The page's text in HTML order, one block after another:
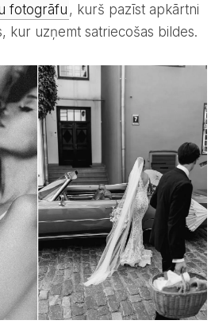
fotogrāfu , kurš pazīst apkārtni
kur uzņemt satriecošas bildes.